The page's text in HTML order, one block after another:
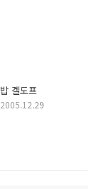
밥 겔도프
2005.12.29